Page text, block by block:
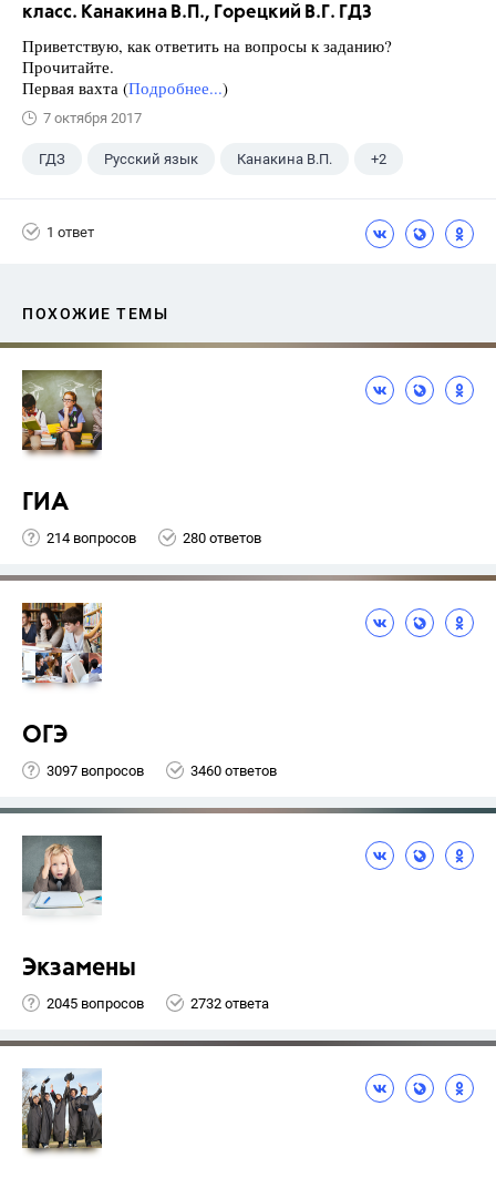
класс. Канакина В.П., Горецкий В.Г. ГДЗ
Приветствую, как ответить на вопросы к заданию?
Прочитайте.
Первая вахта (Подробнее...)
7 октября 2017
ГДЗ Русский язык Канакина В.П. +2
1 ответ
ПОХОЖИЕ ТЕМЫ
ГИА
214 вопросов 280 ответов
ОГЭ
3097 вопросов 3460 ответов
Экзамены
2045 вопросов 2732 ответа